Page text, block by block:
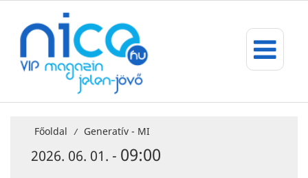
Főoldal / Generatív - MI
2026. 06. 01. - 09:00